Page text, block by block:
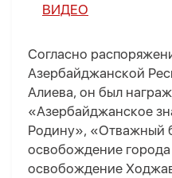
ВИДЕО
Согласно
Азербайджанской
Алиева, он был
«Азербайджанское
Родину», «Отважный
освобождение
освобождение